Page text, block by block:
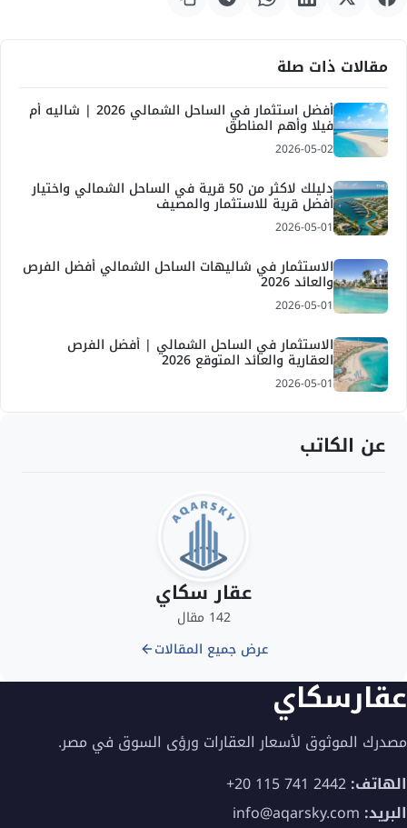
مقالات ذات صلة
أفضل استثمار في الساحل الشمالي 2026 | شاليه أم
فيلا وأهم المناطق
2026-05-02
دليلك لاكثر من 50 قرية في الساحل الشمالي واختيار
أفضل قرية للاستثمار والمصيف
2026-05-01
الاستثمار في شاليهات الساحل الشمالي أفضل الفرص
والعائد 2026
2026-05-01
الاستثمار في الساحل الشمالي | أفضل الفرص
العقارية والعائد المتوقع 2026
2026-05-01
عن الكاتب
عقار سكاي
142 مقال
عرض جميع المقالات
عقارسكاي
مصدرك الموثوق لأسعار العقارات ورؤى السوق في مصر.
الهاتف:+20 115 741 2442
البريد: info@aqarsky.com